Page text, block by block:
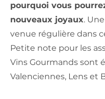
pourquoi vous
nouveaux joyaux.
venue régulière dans
Petite note pour les
Vins Gourmands sont
Valenciennes, Lens et